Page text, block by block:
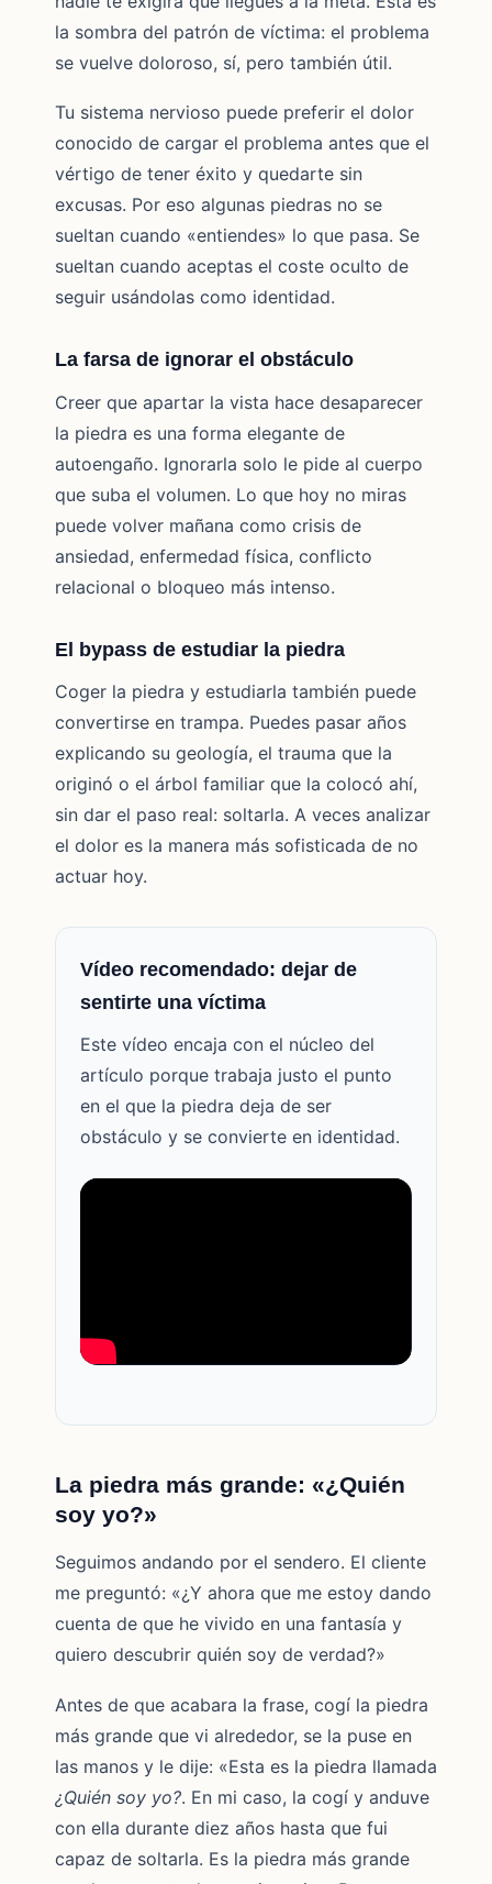
la sombra del patrón de víctima: el problema
se vuelve doloroso, sí, pero también útil.
Tu sistema nervioso puede preferir el dolor
conocido de cargar el problema antes que el
vértigo de tener éxito y quedarte sin
excusas. Por eso algunas piedras no se
sueltan cuando «entiendes» lo que pasa. Se
sueltan cuando aceptas el coste oculto de
seguir usándolas como identidad.
La farsa de ignorar el obstáculo
Creer que apartar la vista hace desaparecer
la piedra es una forma elegante de
autoengaño. Ignorarla solo le pide al cuerpo
que suba el volumen. Lo que hoy no miras
puede volver mañana como crisis de
ansiedad, enfermedad física, conflicto
relacional o bloqueo más intenso.
El bypass de estudiar la piedra
Coger la piedra y estudiarla también puede
convertirse en trampa. Puedes pasar años
explicando su geología, el trauma que la
originó o el árbol familiar que la colocó ahí,
sin dar el paso real: soltarla. A veces analizar
el dolor es la manera más sofisticada de no
actuar hoy.
Vídeo recomendado: dejar de
sentirte una víctima
Este vídeo encaja con el núcleo del
artículo porque trabaja justo el punto
en el que la piedra deja de ser
obstáculo y se convierte en identidad.
La piedra más grande: «¿Quién
soy yo?»
Seguimos andando por el sendero. El cliente
me preguntó: «¿Y ahora que me estoy dando
cuenta de que he vivido en una fantasía y
quiero descubrir quién soy de verdad?»
Antes de que acabara la frase, cogí la piedra
más grande que vi alrededor, se la puse en
las manos y le dije: «Esta es la piedra llamada
¿Quién soy yo?. En mi caso, la cogí y anduve
con ella durante diez años hasta que fui
capaz de soltarla. Es la piedra más grande